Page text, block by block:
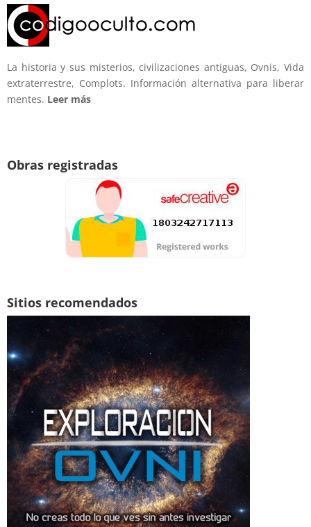
La historia y sus misterios, civilizaciones antiguas, Ovnis, Vida
extraterrestre, Complots. Información alternativa para liberar
mentes. Leer más
Obras registradas
Sitios recomendados